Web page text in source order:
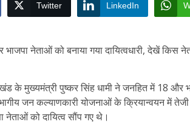
Twitter LinkedIn
नेताओं को बनाया गया दायित्वधारी, देखें किस
के मुख्यमंत्री पुष्कर सिंह धामी ने जनहित में 18 और
जन कल्याणकारी योजनाओं के क्रियान्वयन में
नेताओं को दायित्व सौंप गए थे।